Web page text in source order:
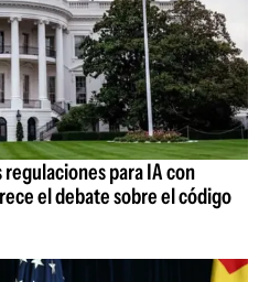
regulaciones para IA con
el debate sobre el código